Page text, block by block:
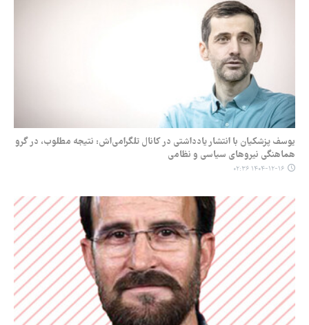
یوسف پزشکیان با انتشار یادداشتی در کانال تلگرامی‌اش: نتیجه مطلوب، در گرو
هماهنگی نیروهای سیاسی و نظامی
۱۴۰۴-۱۲-۱۶ ۰۲:۳۶